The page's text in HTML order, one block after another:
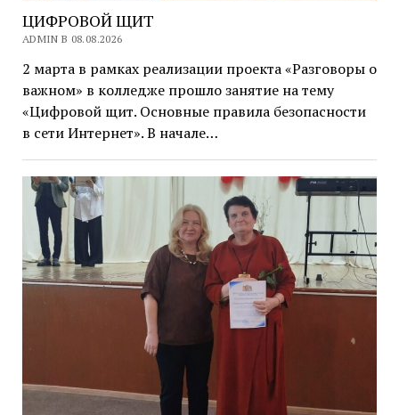
ЦИФРОВОЙ ЩИТ
ADMIN В 08.08.2026
2 марта в рамках реализации проекта «Разговоры о
важном» в колледже прошло занятие на тему
«Цифровой щит. Основные правила безопасности
в сети Интернет». В начале…